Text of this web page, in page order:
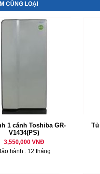
CÙNG LOẠI
1 cánh Toshiba GR-
V1434(PS)
3,550,000 VNĐ
hành : 12 tháng